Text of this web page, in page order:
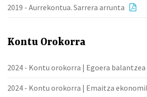
2019 - Aurrekontua. Sarrera arrunta
Kontu Orokorra
2024 - Kontu orokorra | Egoera balantzea
2024 - Kontu orokorra | Emaitza